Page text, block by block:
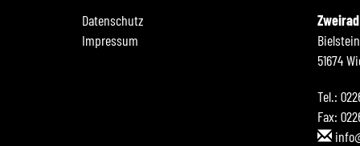
Datenschutz
Impressum
51674
Tel.:
Fax: